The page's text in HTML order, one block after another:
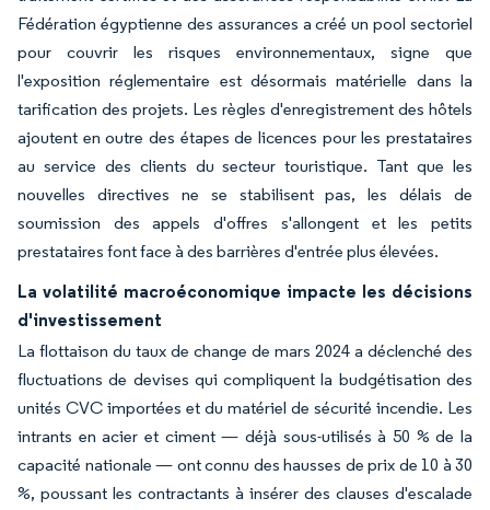
Fédération égyptienne des assurances a créé un pool sectoriel
pour couvrir les risques environnementaux, signe que
l'exposition réglementaire est désormais matérielle dans la
tarification des projets. Les règles d'enregistrement des hôtels
ajoutent en outre des étapes de licences pour les prestataires
au service des clients du secteur touristique. Tant que les
nouvelles directives ne se stabilisent pas, les délais de
soumission des appels d'offres s'allongent et les petits
prestataires font face à des barrières d'entrée plus élevées.
La volatilité macroéconomique impacte les décisions
d'investissement
La flottaison du taux de change de mars 2024 a déclenché des
fluctuations de devises qui compliquent la budgétisation des
unités CVC importées et du matériel de sécurité incendie. Les
intrants en acier et ciment — déjà sous-utilisés à 50 % de la
capacité nationale — ont connu des hausses de prix de 10 à 30
%, poussant les contractants à insérer des clauses d'escalade